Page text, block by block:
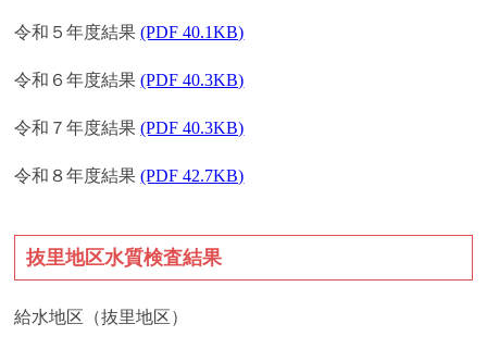
令和５年度結果(PDF 40.1KB)
令和６年度結果(PDF 40.3KB)
令和７年度結果(PDF 40.3KB)
令和８年度結果(PDF 42.7KB)
抜里地区水質検査結果
給水地区（抜里地区）